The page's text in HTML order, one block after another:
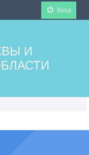
Вход
И